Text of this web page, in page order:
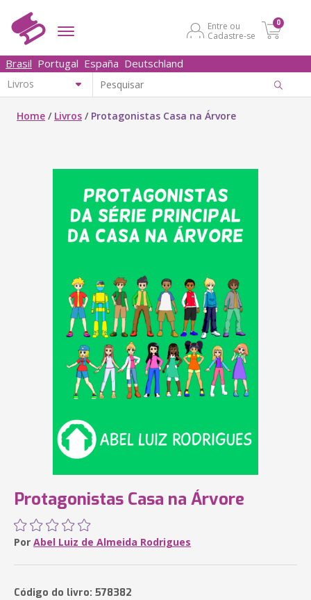
Entre ou
Cadastre-se
0
Brasil Portugal España Deutschland
Home / Livros / Protagonistas Casa na Árvore
Protagonistas Casa na Árvore
Por Abel Luiz de Almeida Rodrigues
Código do livro: 578382